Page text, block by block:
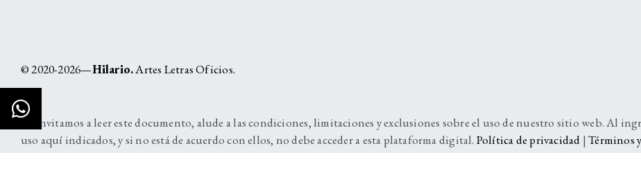
© 2020-2026—Hilario.Artes Letras Oficios.
Lo invitamos a leer este documento, alude a las condiciones, limitaciones y exclusiones sobre el uso de nuestro sitio web. Al
uso aquí indicados, y si no está de acuerdo con ellos, no debe acceder a esta plataforma digital. Política de privacidad |Términos